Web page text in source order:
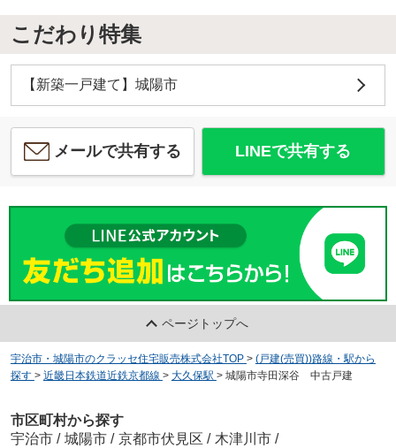
こだわり特集
【新築一戸建て】城陽市
メールで共有する LINEで共有する
ページトップへ
宇治市・城陽市のクラッセ住宅販売株式会社TOP > (戸建(売買))路線・駅から
探す > 近畿日本鉄道近鉄京都線 > 大久保駅 > 城陽市寺田深谷 中古戸建
市区町村から探す
宇治市 / 城陽市 / 京都市伏見区 / 木津川市 /